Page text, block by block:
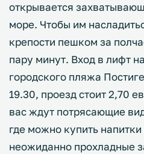
открывается
море. Чтобы им
крепости пешком за
пару минут. Вход в лифт
городского пляжа
19.30, проезд стоит 2,70
вас ждут потрясающие
где можно купить напитки
неожиданно прохладные